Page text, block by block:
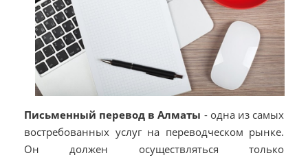
Письменный перевод в Алматы - одна из самых
востребованных услуг на переводческом рынке.
Он должен осуществляться только